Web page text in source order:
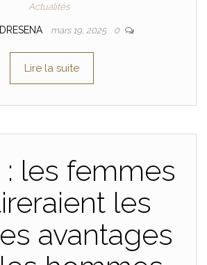
Actualités
mars 19, 2025 0
Lire la suite
les femmes
les
avantages